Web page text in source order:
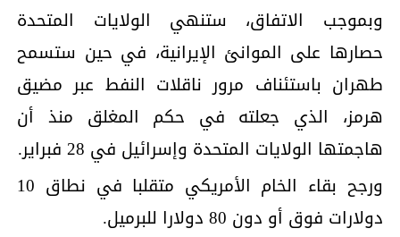
وبموجب الاتفاق، ستنهي الولايات المتحدة
حصارها على الموانئ الإيرانية، في حين ستسمح
طهران باستئناف مرور ناقلات النفط عبر مضيق
هرمز، الذي جعلته في حكم المغلق منذ أن
هاجمتها الولايات المتحدة وإسرائيل في 28 فبراير.
ورجح بقاء الخام الأمريكي متقلبا في نطاق 10
دولارات فوق أو دون 80 دولارا للبرميل.